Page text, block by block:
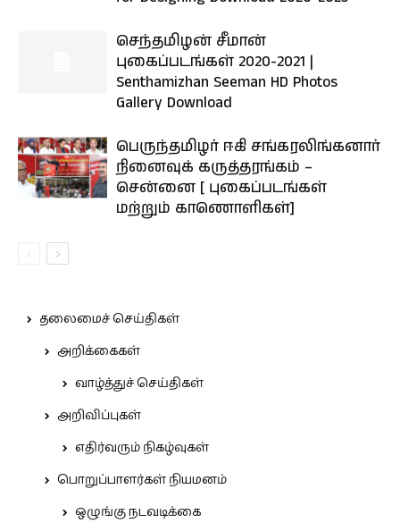
செந்தமிழன் சீமான்
புகைப்படங்கள் 2020-2021 |
Senthamizhan Seeman HD Photos
Gallery Download
பெருந்தமிழர் ஈகி சங்கரலிங்கனார்
நினைவுக் கருத்தரங்கம் –
சென்னை [ புகைப்படங்கள்
மற்றும் காணொளிகள்]
தலைமைச் செய்திகள்
அறிக்கைகள்
வாழ்த்துச் செய்திகள்
அறிவிப்புகள்
எதிர்வரும் நிகழ்வுகள்
பொறுப்பாளர்கள் நியமனம்
ஒழுங்கு நடவடிக்கை